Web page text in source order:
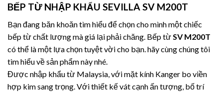
BẾP TỪ NHẬP KHẨU SEVILLA SV M200T
Bạn đang băn khoăn tìm hiểu để chọn cho mình một chiếc
bếp từ chất lượng mà giá lại phải chăng. Bếp từ SV M200T
có thể là một lựa chọn tuyệt vời cho bạn. hãy cùng chúng tôi
tìm hiểu về sản phẩm này nhé.
Được nhập khẩu từ Malaysia, với mặt kính Kanger bo viền
hợp kim sang trọng. Với thiết kế vát cạnh ấn tượng, bố trí